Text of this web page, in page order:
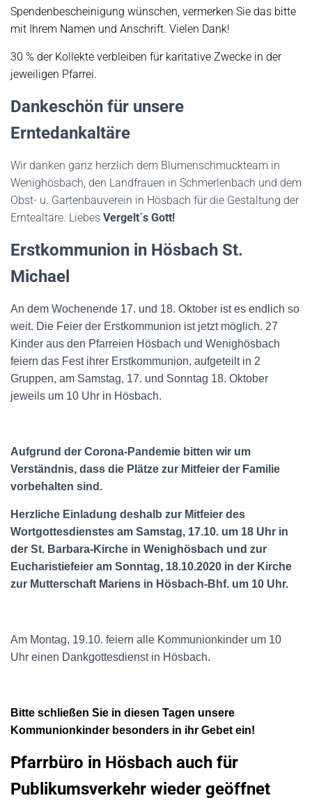
Spendenbescheinigung wünschen, vermerken Sie das bitte
mit Ihrem Namen und Anschrift. Vielen Dank!
30 % der Kollekte verbleiben für karitative Zwecke in der
jeweiligen Pfarrei.
Dankeschön für unsere
Erntedankaltäre
Wir danken ganz herzlich dem Blumenschmuckteam in
Wenighösbach, den Landfrauen in Schmerlenbach und dem
Obst- u. Gartenbauverein in Hösbach für die Gestaltung der
Erntealtäre. Liebes Vergelt´s Gott!
Erstkommunion in Hösbach St.
Michael
An dem Wochenende 17. und 18. Oktober ist es endlich so
weit. Die Feier der Erstkommunion ist jetzt möglich. 27
Kinder aus den Pfarreien Hösbach und Wenighösbach
feiern das Fest ihrer Erstkommunion, aufgeteilt in 2
Gruppen, am Samstag, 17. und Sonntag 18. Oktober
jeweils um 10 Uhr in Hösbach.
Aufgrund der Corona-Pandemie bitten wir um
Verständnis, dass die Plätze zur Mitfeier der Familie
vorbehalten sind.
Herzliche Einladung deshalb zur Mitfeier des
Wortgottesdienstes am Samstag, 17.10. um 18 Uhr in
der St. Barbara-Kirche in Wenighösbach und zur
Eucharistiefeier am Sonntag, 18.10.2020 in der Kirche
zur Mutterschaft Mariens in Hösbach-Bhf. um 10 Uhr.
Am Montag, 19.10. feiern alle Kommunionkinder um 10
Uhr einen Dankgottesdienst in Hösbach.
Bitte schließen Sie in diesen Tagen unsere
Kommunionkinder besonders in ihr Gebet ein!
Pfarrbüro in Hösbach auch für
Publikumsverkehr wieder geöffnet